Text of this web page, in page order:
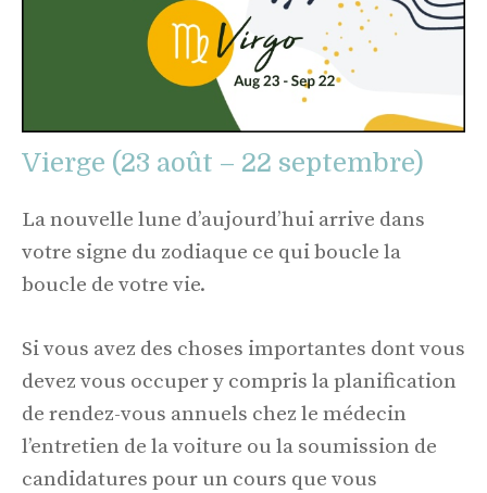
Vierge (23 août – 22 septembre)
La nouvelle lune d’aujourd’hui arrive dans
votre signe du zodiaque ce qui boucle la
boucle de votre vie.
Si vous avez des choses importantes dont vous
devez vous occuper y compris la planification
de rendez-vous annuels chez le médecin
l’entretien de la voiture ou la soumission de
candidatures pour un cours que vous